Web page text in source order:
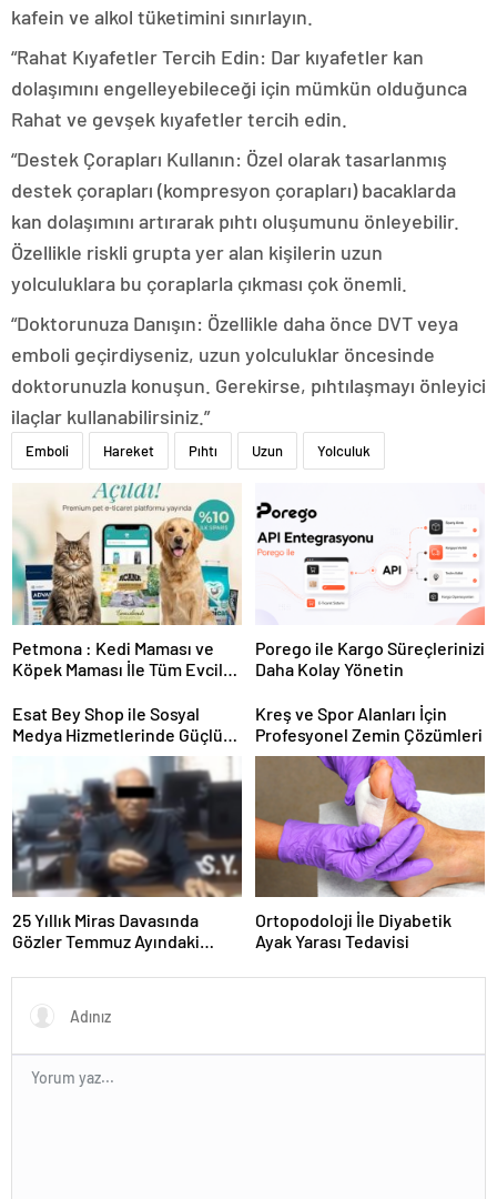
kafein ve alkol tüketimini sınırlayın.
“Rahat Kıyafetler Tercih Edin: Dar kıyafetler kan
dolaşımını engelleyebileceği için mümkün olduğunca
Rahat ve gevşek kıyafetler tercih edin.
“Destek Çorapları Kullanın: Özel olarak tasarlanmış
destek çorapları (kompresyon çorapları) bacaklarda
kan dolaşımını artırarak pıhtı oluşumunu önleyebilir.
Özellikle riskli grupta yer alan kişilerin uzun
yolculuklara bu çoraplarla çıkması çok önemli.
“Doktorunuza Danışın: Özellikle daha önce DVT veya
emboli geçirdiyseniz, uzun yolculuklar öncesinde
doktorunuzla konuşun. Gerekirse, pıhtılaşmayı önleyici
ilaçlar kullanabilirsiniz.”
Emboli Hareket Pıhtı Uzun Yolculuk
Petmona : Kedi Maması ve
Köpek Maması İle Tüm Evcil
Porego ile Kargo Süreçlerinizi
Daha Kolay Yönetin
Esat Bey Shop ile Sosyal
Medya Hizmetlerinde Güçlü
Kreş ve Spor Alanları İçin
Profesyonel Zemin Çözümleri
25 Yıllık Miras Davasında
Gözler Temmuz Ayındaki
Ortopodoloji İle Diyabetik
Ayak Yarası Tedavisi